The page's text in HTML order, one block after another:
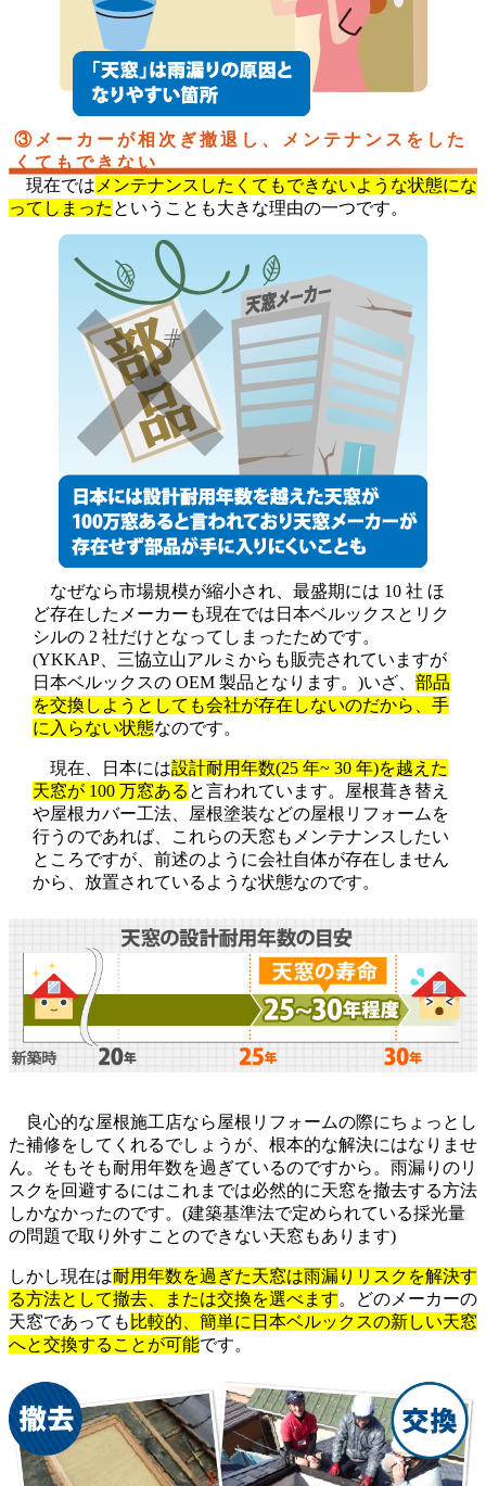
③メーカーが相次ぎ撤退し、メンテナンスをした
くてもできない
現在では メンテナンスしたくてもできないような状態にな
ってしまった ということも大きな理由の一つです。
なぜなら市場規模が縮小され、最盛期には 10 社 ほ
ど存在したメーカーも現在では日本ベルックスとリク
シルの 2 社だけとなってしまったためです。
(YKKAP、三協立山アルミからも販売されていますが
日本ベルックスの OEM 製品となります。)いざ、 部品
を交換しようとしても会社が存在しないのだから、手
に入らない状態なのです。
現在、日本には設計耐用年数(25 年~ 30 年)を越えた
天窓が 100 万窓ある と言われています。屋根葺き替え
や屋根カバー工法、屋根塗装などの屋根リフォームを
行うのであれば、これらの天窓もメンテナンスしたい
ところですが、前述のように会社自体が存在しません
から、放置されているような状態なのです。
良心的な屋根施工店なら屋根リフォームの際にちょっとし
た補修をしてくれるでしょうが、根本的な解決にはなりませ
ん。そもそも耐用年数を過ぎているのですから。雨漏りのリ
スクを回避するにはこれまでは必然的に天窓を撤去する方法
しかなかったのです。(建築基準法で定められている採光量
の問題で取り外すことのできない天窓もあります)
しかし現在は耐用年数を過ぎた天窓は雨漏りリスクを解決す
る方法として撤去、または交換を選べます。どのメーカーの
天窓であっても 比較的、簡単に日本ベルックスの新しい天窓
へと交換することが可能です。